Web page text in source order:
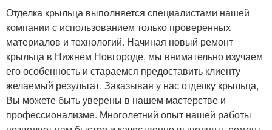
Отделка крыльца выполняется специалистами нашей
компании с использованием только проверенных
материалов и технологий. Начиная новый ремонт
крыльца в Нижнем Новгороде, мы внимательно изучаем
его особенность и стараемся предоставить клиенту
желаемый результат. Заказывая у нас отделку крыльца,
Вы можете быть уверены в нашем мастерстве и
профессионализме. Многолетний опыт нашей работы